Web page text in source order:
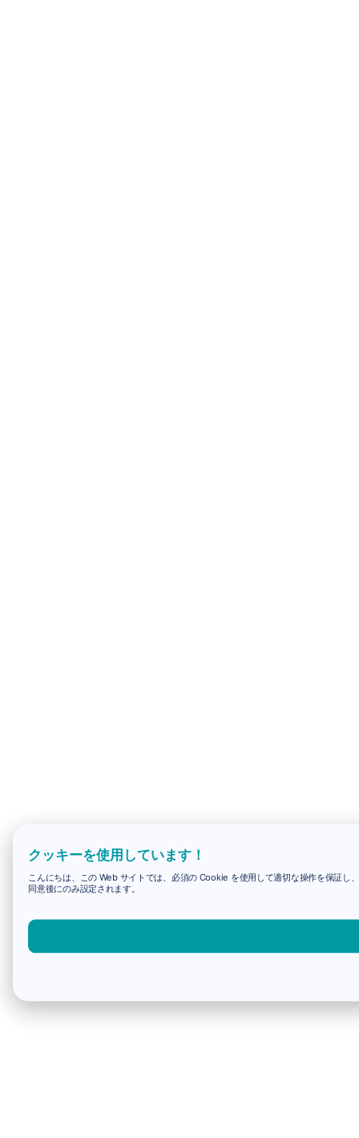
クッキーを使用しています！
こんにちは、この Web サイトでは、必須の Cookie を使用して適切な操作を保証
同意後にのみ設定されます。